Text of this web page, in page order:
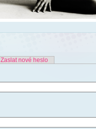
Zaslat nové heslo